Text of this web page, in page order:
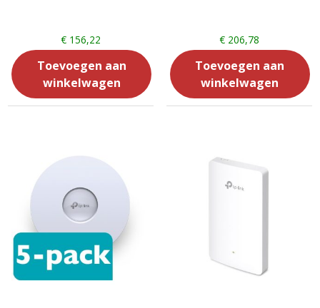
€ 156,22
Toevoegen aan
winkelwagen
€206,78
Toevoegen aan
winkelwagen